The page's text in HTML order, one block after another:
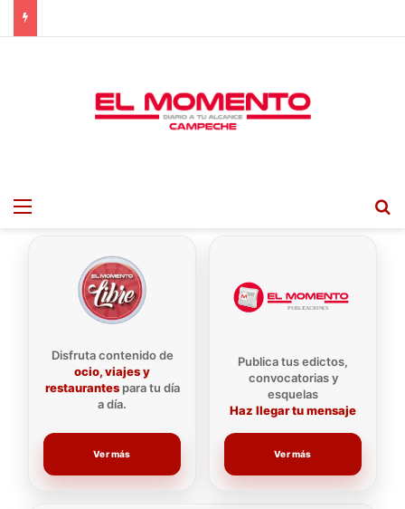
Menu
Disfruta contenido de
ocio, viajes y
restaurantespara tu día
a día.
Ver más
Publica tus edictos,
convocatorias y
esquelas
Haz llegar tu mensaje
Ver más